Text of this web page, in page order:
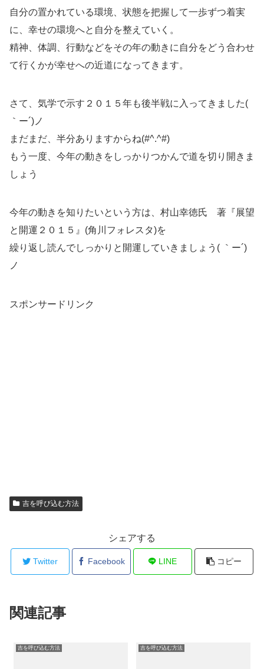
自分の置かれている環境、状態を把握して一歩ずつ着実
に、幸せの環境へと自分を整えていく。
精神、体調、行動などをその年の動きに自分をどう合わせ
て行くかが幸せへの近道になってきます。
さて、気学で示す２０１５年も後半戦に入ってきました(
｀ー´)ノ
まだまだ、半分ありますからね(#^.^#)
もう一度、今年の動きをしっかりつかんで道を切り開きま
しょう
今年の動きを知りたいという方は、村山幸徳氏 著『展望
と開運２０１５』(角川フォレスタ)を
繰り返し読んでしっかりと開運していきましょう( ｀ー´)
ノ
スポンサードリンク
吉を呼び込む方法
シェアする
Twitter Facebook LINE コピー
関連記事
吉を呼び込む方法 吉を呼び込む方法